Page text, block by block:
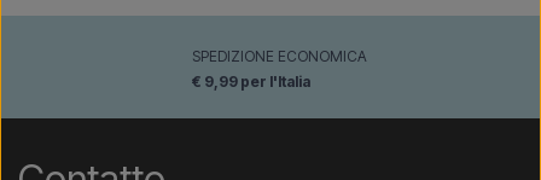
SPEDIZIONE ECONOMICA
€ 9,99 per l'Italia